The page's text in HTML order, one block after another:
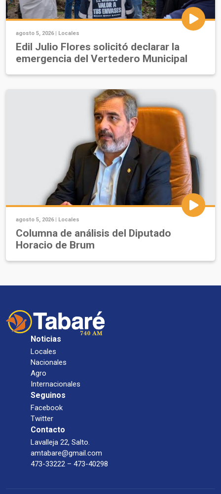
agosto 5, 2026 | Locales
Edil Julio Flores solicitó declarar la
emergencia del Vertedero Municipal
agosto 5, 2026 | Locales
Columna de análisis del Diputado
Horacio de Brum
Noticias
Locales
Nacionales
Agro
Internacionales
Seguinos
Facebook
Twitter
Contacto
Lavalleja 22, Salto.
amtabare@gmail.com
473-33222 – 473-40298